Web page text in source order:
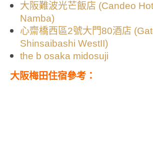
大阪難波光芒飯店 (Candeo
Namba)
心齋橋西區2號大門80酒店
Shinsaibashi WestII)
the b osaka midosuji
大阪梅田住宿參考：